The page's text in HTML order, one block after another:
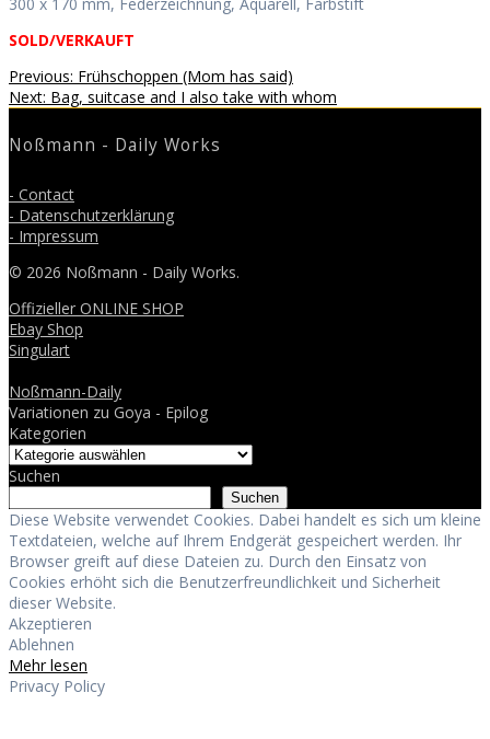
SOLD/VERKAUFT
Beitragsnavigation
Previous: Previous
post:
Frühschoppen (Mom has said)
Next: Next
Bag, suitcase and I also take with whom
Noßmann - Daily Works
- Contact
- Datenschutzerklärung
- Impressum
© 2026 Noßmann - Daily Works.
Offizieller ONLINE SHOP
Ebay Shop
Singulart
Noßmann-Daily
Variationen zu Goya - Epilog
Kategorien
Suchen
Suchen
Diese Website verwendet Cookies. Dabei handelt es sich um kleine
Textdateien, welche auf Ihrem Endgerät gespeichert werden. Ihr
Browser greift auf diese Dateien zu. Durch den Einsatz von
Cookies erhöht sich die Benutzerfreundlichkeit und Sicherheit
dieser Website.
Akzeptieren
Ablehnen
Mehr lesen
Privacy Policy